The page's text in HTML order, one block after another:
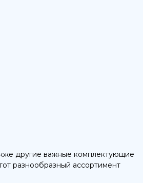
другие важные комплектующие
разнообразный ассортимент